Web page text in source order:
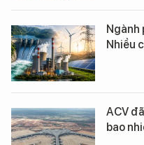
Ngành
Nhiều
ACV
bao